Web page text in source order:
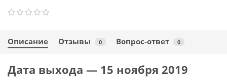
Описание Отзывы 0 Вопрос-ответ 0
Дата выхода — 15 ноября 2019